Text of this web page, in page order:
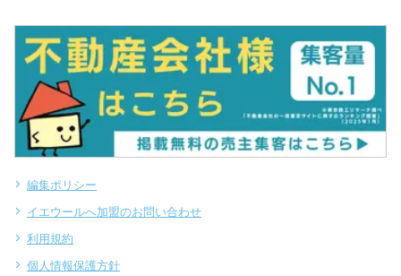
編集ポリシー
イエウールへ加盟のお問い合わせ
利用規約
個人情報保護方針